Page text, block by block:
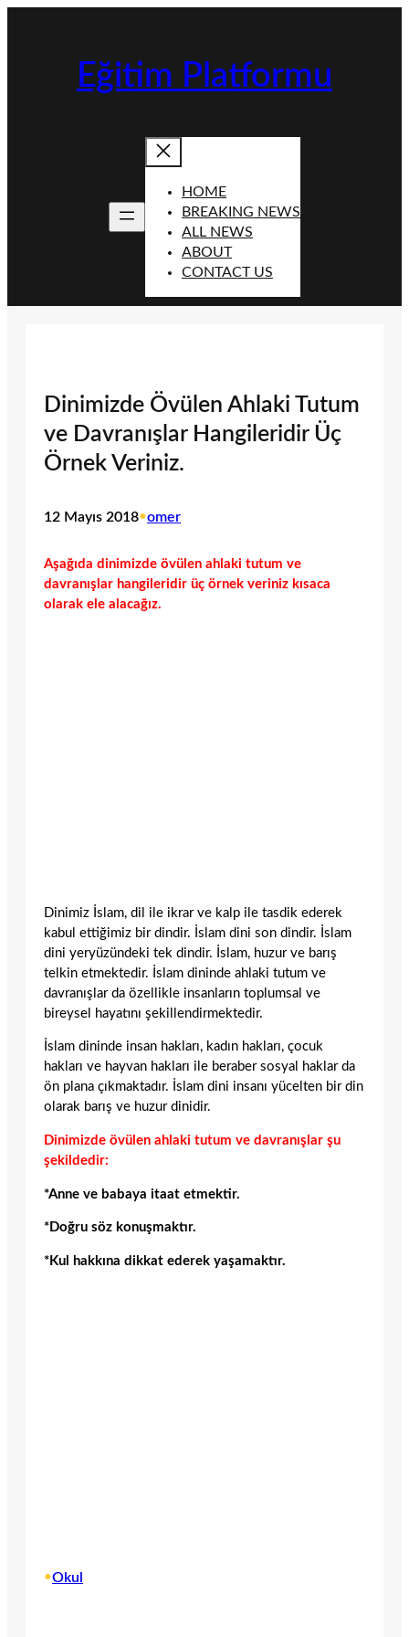
Eğitim Platformu
HOME
BREAKING NEWS
ALL NEWS
ABOUT
CONTACT US
Dinimizde Övülen Ahlaki Tutum
ve Davranışlar Hangileridir Üç
Örnek Veriniz.
12 Mayıs 2018•omer
Aşağıda dinimizde övülen ahlaki tutum ve
davranışlar hangileridir üç örnek veriniz kısaca
olarak ele alacağız.
Dinimiz İslam, dil ile ikrar ve kalp ile tasdik ederek
kabul ettiğimiz bir dindir. İslam dini son dindir. İslam
dini yeryüzündeki tek dindir. İslam, huzur ve barış
telkin etmektedir. İslam dininde ahlaki tutum ve
davranışlar da özellikle insanların toplumsal ve
bireysel hayatını şekillendirmektedir.
İslam dininde insan hakları, kadın hakları, çocuk
hakları ve hayvan hakları ile beraber sosyal haklar da
ön plana çıkmaktadır. İslam dini insanı yücelten bir din
olarak barış ve huzur dinidir.
Dinimizde övülen ahlaki tutum ve davranışlar şu
şekildedir:
*Anne ve babaya itaat etmektir.
*Doğru söz konuşmaktır.
*Kul hakkına dikkat ederek yaşamaktır.
•Okul